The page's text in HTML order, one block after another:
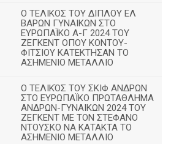
Ο ΤΕΛΙΚΟΣ ΤΟΥ ΔΙΠΛΟΥ ΕΛ
ΒΑΡΩΝ ΓΥΝΑΙΚΩΝ ΣΤΟ
ΕΥΡΩΠΑΪΚΟ Α-Γ 2024 ΤΟΥ
ΖΕΓΚΕΝΤ ΟΠΟΥ ΚΟΝΤΟΥ-
ΦΙΤΣΙΟΥ ΚΑΤΕΚΤΗΣΑΝ ΤΟ
ΑΣΗΜΕΝΙΟ ΜΕΤΑΛΛΙΟ
Ο ΤΕΛΙΚΌΣ ΤΟΥ ΣΚΙΦ ΑΝΔΡΩΝ
ΣΤΟ ΕΥΡΩΠΑΪΚΟ ΠΡΩΤΑΘΛΗΜΑ
ΑΝΔΡΩΝ-ΓΥΝΑΙΚΩΝ 2024 ΤΟΥ
ΖΕΓΚΕΝΤ ΜΕ ΤΟΝ ΣΤΕΦΑΝΟ
ΝΤΟΥΣΚΟ ΝΑ ΚΑΤΑΚΤΑ ΤΟ
ΑΣΗΜΕΝΙΟ ΜΕΤΑΛΛΙΟ